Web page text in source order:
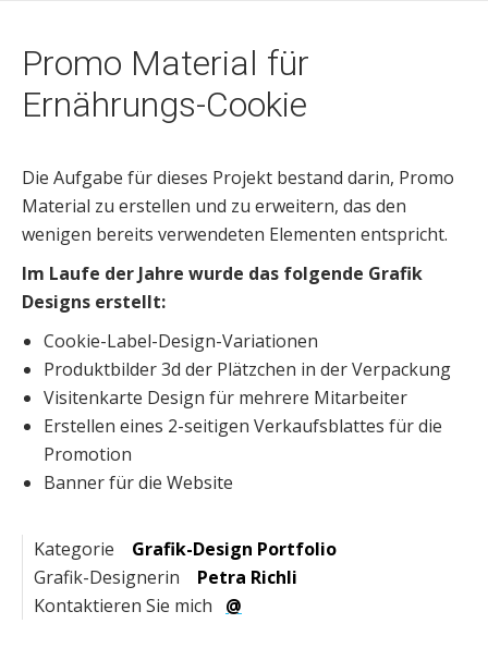
Promo Material für
Ernährungs-Cookie
Die Aufgabe für dieses Projekt bestand darin, Promo
Material zu erstellen und zu erweitern, das den
wenigen bereits verwendeten Elementen entspricht.
Im Laufe der Jahre wurde das folgende Grafik
Designs erstellt:
Cookie-Label-Design-Variationen
Produktbilder 3d der Plätzchen in der Verpackung
Visitenkarte Design für mehrere Mitarbeiter
Erstellen eines 2-seitigen Verkaufsblattes für die
Promotion
Banner für die Website
Kategorie Grafik-Design Portfolio
Grafik-Designerin Petra Richli
Kontaktieren Sie mich @